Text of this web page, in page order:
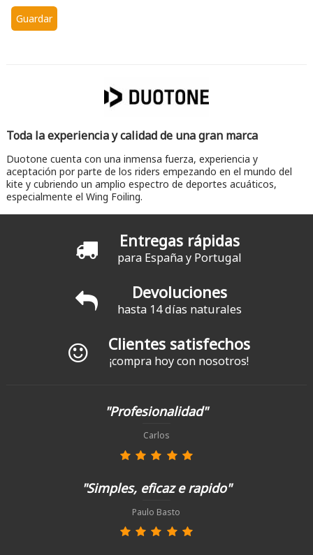
Toda la experiencia y calidad de una gran marca
Duotone cuenta con una inmensa fuerza, experiencia y
aceptación por parte de los riders empezando en el mundo del
kite y cubriendo un amplio espectro de deportes acuáticos,
especialmente el Wing Foiling.
Entregas rápidas
para España y Portugal
Devoluciones
hasta 14 días naturales
Clientes satisfechos
¡compra hoy con nosotros!
"Profesionalidad"
Carlos
"Simples, eficaz e rapido"
Paulo Basto